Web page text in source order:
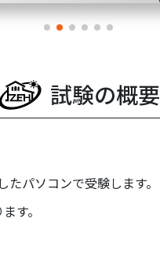
試験の概要
パソコンで受験します。
す。